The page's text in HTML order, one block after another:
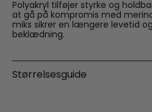
Polyakryl tilføjer styrke og
at gå på kompromis med
miks sikrer en længere levetid
beklædning.
Størrelsesguide